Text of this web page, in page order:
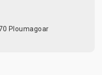
Ploumagoar